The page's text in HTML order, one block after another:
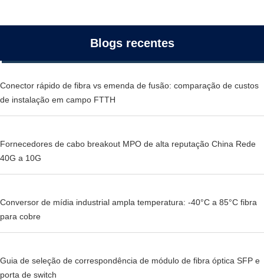
Blogs recentes
Conector rápido de fibra vs emenda de fusão: comparação de custos
de instalação em campo FTTH
Fornecedores de cabo breakout MPO de alta reputação China Rede
40G a 10G
Conversor de mídia industrial ampla temperatura: -40°C a 85°C fibra
para cobre
Guia de seleção de correspondência de módulo de fibra óptica SFP e
porta de switch